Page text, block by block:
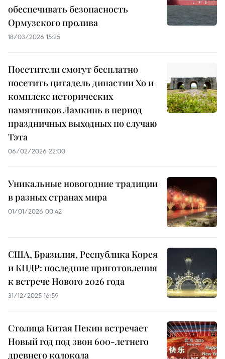
обеспечивать безопасность
Ормузского пролива
18/03/2026 15:25
Посетители смогут бесплатно
посетить цитадель династии Хо и
комплекс исторических
памятников Ламкинь в период
праздничных выходных по случаю
Тэта
06/02/2026 22:00
Уникальные новогодние традиции
в разных странах мира
01/01/2026 00:42
США, Бразилия, Республика Корея
и КНДР: последние приготовления
к встрече Нового 2026 года
31/12/2025 16:59
Столица Китая Пекин встречает
Новый год под звон 600-летнего
древнего колокола